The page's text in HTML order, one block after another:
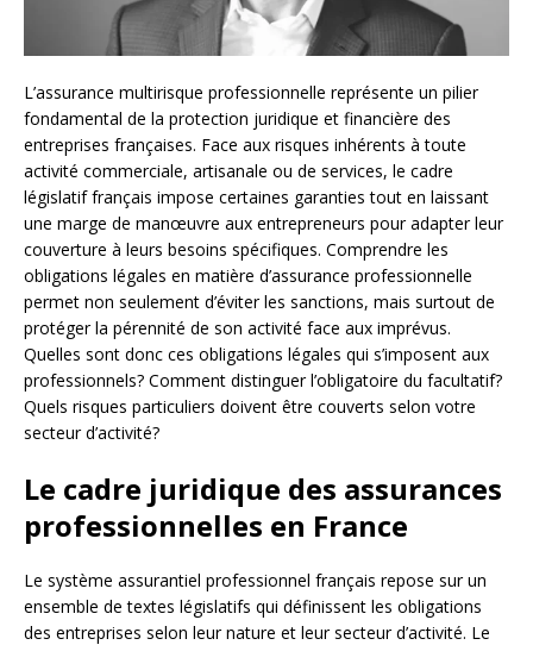
L’assurance multirisque professionnelle représente un pilier
fondamental de la protection juridique et financière des
entreprises françaises. Face aux risques inhérents à toute
activité commerciale, artisanale ou de services, le cadre
législatif français impose certaines garanties tout en laissant
une marge de manœuvre aux entrepreneurs pour adapter leur
couverture à leurs besoins spécifiques. Comprendre les
obligations légales en matière d’assurance professionnelle
permet non seulement d’éviter les sanctions, mais surtout de
protéger la pérennité de son activité face aux imprévus.
Quelles sont donc ces obligations légales qui s’imposent aux
professionnels? Comment distinguer l’obligatoire du facultatif?
Quels risques particuliers doivent être couverts selon votre
secteur d’activité?
Le cadre juridique des assurances
professionnelles en France
Le système assurantiel professionnel français repose sur un
ensemble de textes législatifs qui définissent les obligations
des entreprises selon leur nature et leur secteur d’activité. Le